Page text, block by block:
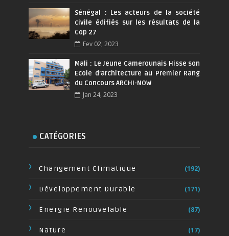
Sénégal : Les acteurs de la société
civile édifiés sur les résultats de la
Cop 27
Fev 02, 2023
Mali : Le Jeune Camerounais Hisse son
Ecole d’architecture au Premier Rang
du Concours ARCHI-NOW
Jan 24, 2023
CATÉGORIES
Changement Climatique (192)
Développement Durable (171)
Energie Renouvelable (87)
Nature (17)